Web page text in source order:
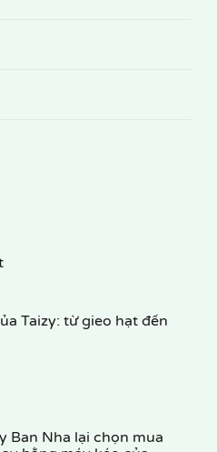
Taizy: từ gieo hạt đến
Ban Nha lại chọn mua